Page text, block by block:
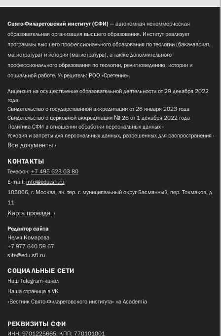
Свято-Филаретовский институт (СФИ) — автономная некоммерческая
образовательная организация высшего образования. Институт реализует
программы высшего профессионального образования по теологии (бакалавриат,
магистратура) и истории (магистратура), а также дополнительного
профессионального образования по теологии, религиоведению, истории и
социальной работе. Учредитель: РОО «Сретение».
Лицензия на осуществление образовательной деятельности от 29 декабря 2022
года
Свидетельство о государственной аккредитации от 26 января 2023 года
Свидетельство о церковной аккредитации № 26 от 1 декабря 2022 года
Политика СФИ в отношении обработки персональных данных
Условия и запреты для персональных данных, разрешенных для распространения
Все документы
КОНТАКТЫ
Телефон: +7 495 623 03 80
E-mail: info@edu.sfi.ru
105066, г. Москва, вн. тер. г. муниципальный округ Басманный, пер. Токмаков, д.
11
Карта проезда
Редактор сайта
Нелля Комарова
+7 977 640 59 67
site@edu.sfi.ru
СОЦИАЛЬНЫЕ СЕТИ
Наш Telegram-канал
Наша страница в VK
«Вестник Свято-Филаретовского института» на Academia
РЕКВИЗИТЫ СФИ
ИНН: 9701225665, КПП: 770101001